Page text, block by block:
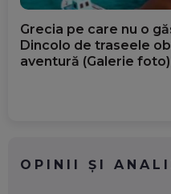
Grecia pe care nu o
Dincolo de traseele
aventură (Galerie foto)
OPINII ȘI